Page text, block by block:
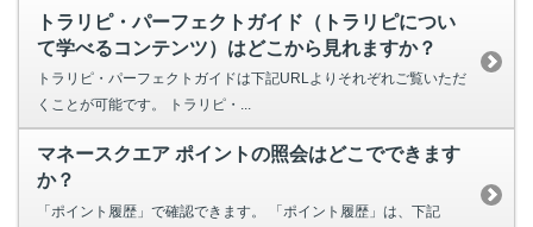
トラリピ・パーフェクトガイド（トラリピについ
て学べるコンテンツ）はどこから見れますか？
トラリピ・パーフェクトガイドは下記URLよりそれぞれご覧いただ
くことが可能です。 トラリピ・...
マネースクエア ポイントの照会はどこでできます
か？
「ポイント履歴」で確認できます。 「ポイント履歴」は、下記